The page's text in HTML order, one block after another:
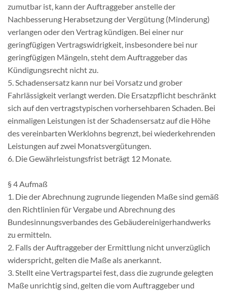
zumutbar ist, kann der Auftraggeber anstelle der
Nachbesserung Herabsetzung der Vergütung (Minderung)
verlangen oder den Vertrag kündigen. Bei einer nur
geringfügigen Vertragswidrigkeit, insbesondere bei nur
geringfügigen Mängeln, steht dem Auftraggeber das
Kündigungsrecht nicht zu.
5. Schadensersatz kann nur bei Vorsatz und grober
Fahrlässigkeit verlangt werden. Die Ersatzpflicht beschränkt
sich auf den vertragstypischen vorhersehbaren Schaden. Bei
einmaligen Leistungen ist der Schadensersatz auf die Höhe
des vereinbarten Werklohns begrenzt, bei wiederkehrenden
Leistungen auf zwei Monatsvergütungen.
6. Die Gewährleistungsfrist beträgt 12 Monate.
§ 4 Aufmaß
1. Die der Abrechnung zugrunde liegenden Maße sind gemäß
den Richtlinien für Vergabe und Abrechnung des
Bundesinnungsverbandes des Gebäudereinigerhandwerks
zu ermitteln.
2. Falls der Auftraggeber der Ermittlung nicht unverzüglich
widerspricht, gelten die Maße als anerkannt.
3. Stellt eine Vertragspartei fest, dass die zugrunde gelegten
Maße unrichtig sind, gelten die vom Auftraggeber und